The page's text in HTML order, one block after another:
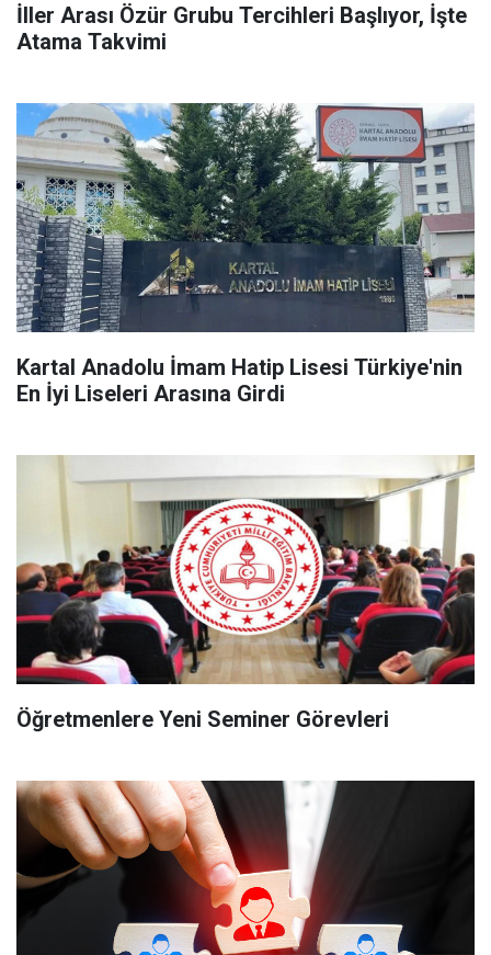
İller Arası Özür Grubu Tercihleri Başlıyor, İşte
Atama Takvimi
Kartal Anadolu İmam Hatip Lisesi Türkiye'nin
En İyi Liseleri Arasına Girdi
Öğretmenlere Yeni Seminer Görevleri